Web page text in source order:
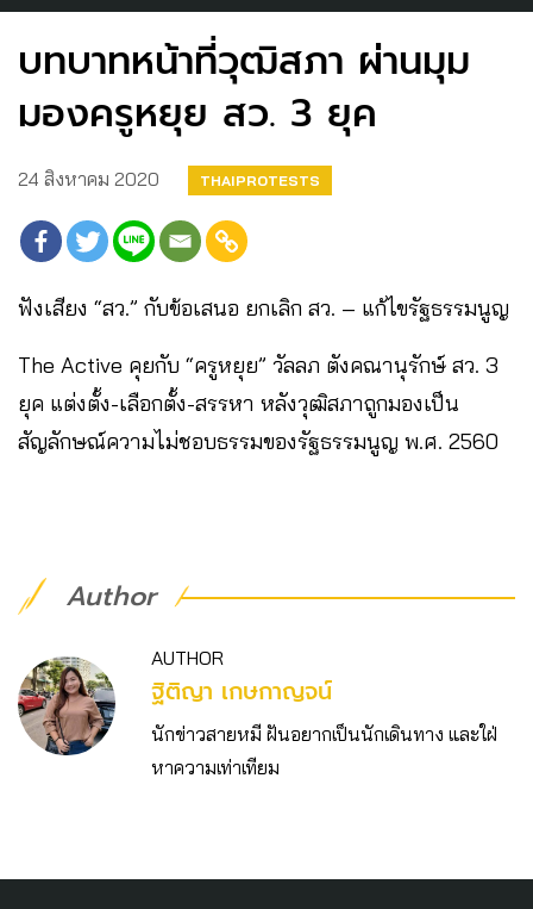
บทบาทหน้าที่วุฒิสภา ผ่านมุม
มองครูหยุย สว. 3 ยุค
24 สิงหาคม 2020 THAIPROTESTS
ฟังเสียง “สว.” กับข้อเสนอ ยกเลิก สว. – แก้ไขรัฐธรรมนูญ
The Active คุยกับ “ครูหยุย” วัลลภ ตังคณานุรักษ์ สว. 3
ยุค แต่งตั้ง-เลือกตั้ง-สรรหา หลังวุฒิสภาถูกมองเป็น
สัญลักษณ์ความไม่ชอบธรรมของรัฐธรรมนูญ พ.ศ. 2560
Author
AUTHOR
ฐิติญา เกษกาญจน์
นักข่าวสายหมี ฝันอยากเป็นนักเดินทาง และใฝ่
หาความเท่าเทียม